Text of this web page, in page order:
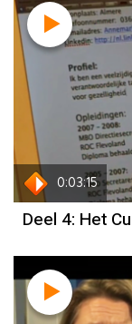
0:03:15
Deel 4: Het